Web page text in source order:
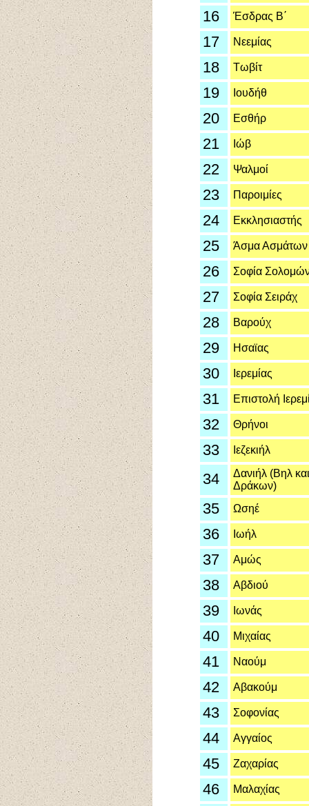
16 Έσδρας Β΄
17 Νεεμίας
18 Τωβίτ
19 Ιουδήθ
20 Εσθήρ
21 Ιώβ
22 Ψαλμοί
23 Παροιμίες
24 Εκκλησιαστής
25 Άσμα Ασμάτων
26 Σοφία
27 Σοφία Σειράχ
28 Βαρούχ
29 Ησαϊας
30 Ιερεμίας
31 Επιστολή
32 Θρήνοι
33 Ιεζεκιήλ
34
Δανιήλ (Βηλ και
Δράκων)
35 Ωσηέ
36 Ιωήλ
37 Αμώς
38 Αβδιού
39 Ιωνάς
40 Μιχαίας
41 Ναούμ
42 Αβακούμ
43 Σοφονίας
44 Αγγαίος
45 Ζαχαρίας
46 Μαλαχίας